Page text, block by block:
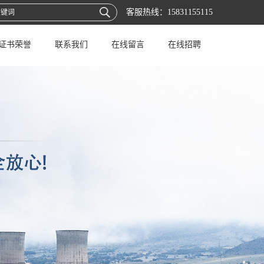
客服热线： 15831155115
书荣誉 联系我们 在线留言 在线招聘